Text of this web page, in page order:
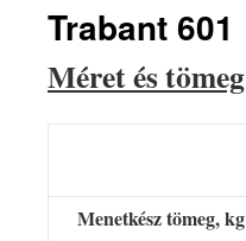
Trabant 601
Méret és
Menetkész tömeg, kg